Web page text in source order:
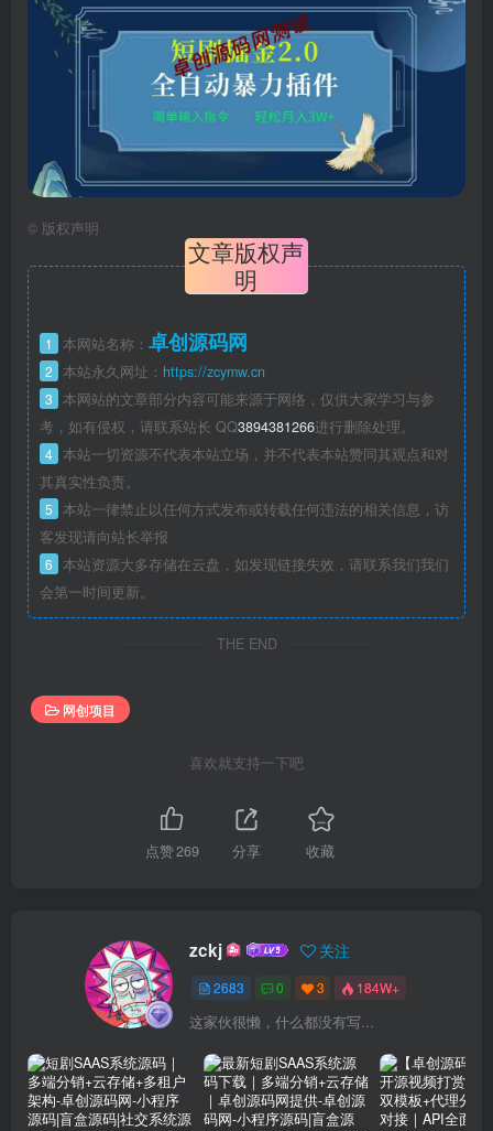
© 版权声明
文章版权声
明
1 本网站名称： 卓创源码网
2 本站永久网址： https://zcymw.cn
3 本网站的文章部分内容可能来源于网络，仅供大家学习与参
考，如有侵权，请联系站长 QQ3894381266进行删除处理。
4 本站一切资源不代表本站立场，并不代表本站赞同其观点和对
其真实性负责。
5 本站一律禁止以任何方式发布或转载任何违法的相关信息，访
客发现请向站长举报
6 本站资源大多存储在云盘，如发现链接失效，请联系我们我们
会第一时间更新。
THE END
网创项目
喜欢就支持一下吧
点赞269 分享 收藏
zckj 关注
2683 0 3 184W+
这家伙很懒，什么都没有写...